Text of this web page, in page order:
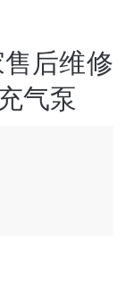
后维修
气泵